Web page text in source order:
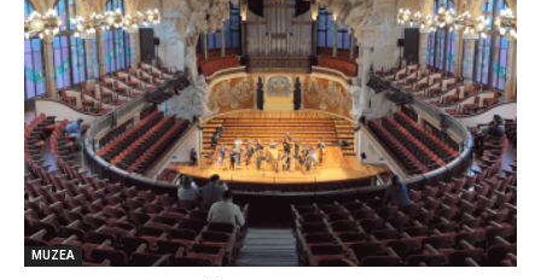
MUZEA